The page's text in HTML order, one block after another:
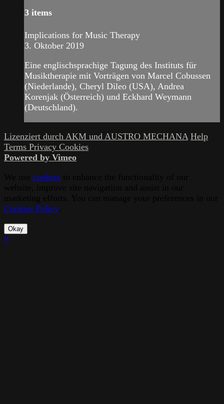
3 items
Implications for Music Therapy
3. Oktober 2019
Eine englischsprachige Tagung des Instituts für
Musiktherapie mit Vorträgen von Marcel Cobussen
(Niederlande), Cheryl Dileo (USA), Andrea
Korenjak (Österreich) und Eckhard Weymann
(Deutschland).
Lizenziert durch AKM und AUSTRO MECHANA Help
Terms Privacy Cookies
Powered by Vimeo
cookies
Cookies Policy.
Okay
×